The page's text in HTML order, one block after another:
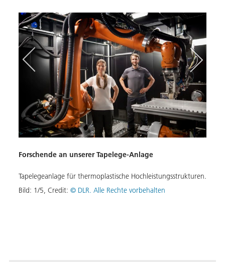
Forschende an unserer Tapelege-Anlage
Tapelegeanlage für thermoplastische Hochleistungsstrukturen.
Bild: 1/5, Credit: © DLR. Alle Rechte vorbehalten